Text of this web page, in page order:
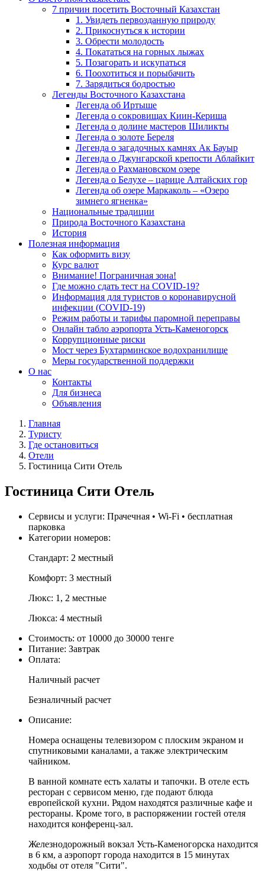
7 причин посетить Восточный Казахстан
1. Увидеть первозданную природу
2. Прикоснуться к истории
3. Обрести молодость
4. Покататься на горных лыжах
5. Позагорать и искупаться
6. Поохотиться и порыбачить
7. Зарядиться бодростью
Легенды Восточного Казахстана
Легенда об Иртыше
Легенда о сокровищах Киин-Кериша
Легенда о долине мастеров Шиликты
Легенда о золоте Береля
Легенда о загадочных камнях Ак Бауыр
Легенда о Джунгарской крепости Аблайкит
Легенда о Рахмановском озере
Легенда о Белухе – царице Алтайских гор
Легенда об озере Маркаколь – «Озеро
зимнего ягненка»
Национальные традиции
Природа Восточного Казахстана
История
Полезная информация
Как оформить визу
Курс валют
Внимание! Пограничная зона!
Где можно сдать тест на COVID-19?
Информация для туристов о коронавирусной
инфекции (COVID-19)
Режим работы и тарифы паромной переправы
Онлайн табло аэропорта Усть-Каменогорск
Коррупционные риски
Мост через Бухтарминское водохранилище
Меры государственной поддержки
О нас
Контакты
Для бизнеса
Объявления
Главная
Туристу
Где остановиться
Отели
Гостиница Сити Отель
Гостиница Сити Отель
Сервисы и услуги: Прачечная • Wi-Fi • бесплатная
парковка
Категории номеров:
Стандарт: 2 местный
Комфорт: 3 местный
Люкс: 1 , 2 местные
Люкса: 4 местный
Стоимость: от 10000 до 30000 тенге
Питание: Завтрак
Оплата:
Наличный расчет
Безналичный расчет
Описание:
Номера оснащены телевизором с плоским экраном и
спутниковыми каналами, а также электрическим
чайником.
В ванной комнате есть халаты и тапочки. В отеле есть
ресторан с сервисом меню, где подают блюда
европейской кухни. Рядом находятся различные кафе и
рестораны. Кроме того, в распоряжении гостей отеля
находится конференц-зал.
Железнодорожный вокзал Усть-Каменогорска находится
в 6 км, а аэропорт города находится в 15 минутах
ходьбы от отеля "Сити".